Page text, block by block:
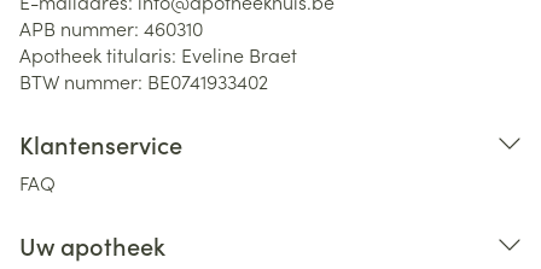
APB nummer: 460310
Apotheek titularis: Eveline Braet
BTW nummer: BE0741933402
Klantenservice
FAQ
Uw apotheek